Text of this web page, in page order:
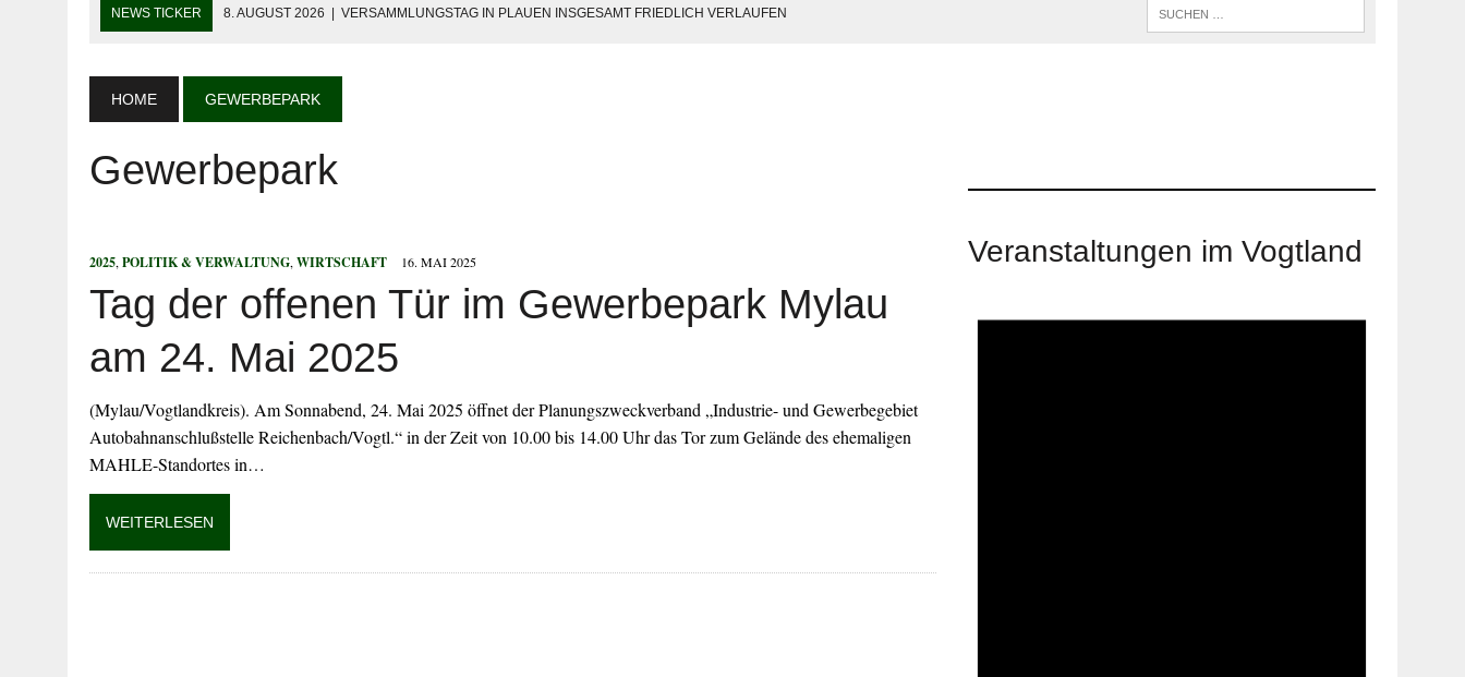
NEWS TICKER 8. AUGUST 2026 VERSAMMLUNGSTAG IN PLAUEN INSGESAMT FRIEDLICH VERLAUFEN
7. AUGUST 2026 | BAD KÖSTRITZ: VOLLSPERRUNG AB 10.AUGUST 2026
6. AUGUST 2026 PKW BESCHÄDIGT
NEUER TITEL FÜR „SUPER ALEX“? MISTER UNTÄTIG WÄRE PASSEND.
5. AUGUST 2026 | FLUCHT VOR POLIZEIKONTROLLE ENDET MIT SCHWEREM VERKEHRSUNFALL
5. AUGUST 2026 | BETRÜGER ERLANGEN ZUGRIFF AUF ONLINE-BANKING
HOME GEWERBEPARK
Gewerbepark
2025, POLITIK & VERWALTUNG, WIRTSCHAFT 16. MAI 2025
Tag der offenen Tür im Gewerbepark Mylau
am 24. Mai 2025
(Mylau/Vogtlandkreis). Am Sonnabend, 24. Mai 2025 öffnet der Planungszweckverband „Industrie- und Gewerbegebiet
Autobahnanschlußstelle Reichenbach/Vogtl.“ in der Zeit von 10.00 bis 14.00 Uhr das Tor zum Gelände des ehemaligen
MAHLE-Standortes in…
WEITERLESEN
Veranstaltungen im Vogtland